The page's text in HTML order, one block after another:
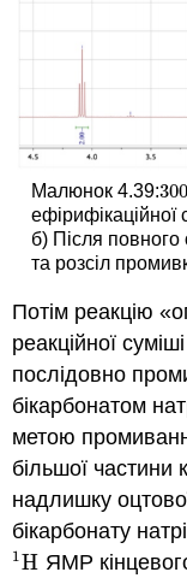
Малюнок 4.39:300
300
б) Після повного
та розсіл
Потім реакцію
реакційної
послідовно
бікарбонатом
метою
більшої частини
надлишку
бікарбонату
H
1
H1 ЯМР